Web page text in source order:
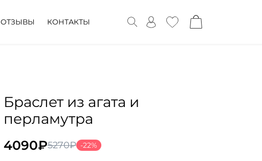
ОТЗЫВЫ КОНТАКТЫ
Браслет из агата и
перламутра
5270₽
Первоначальная
4090₽
Текущая
-22%